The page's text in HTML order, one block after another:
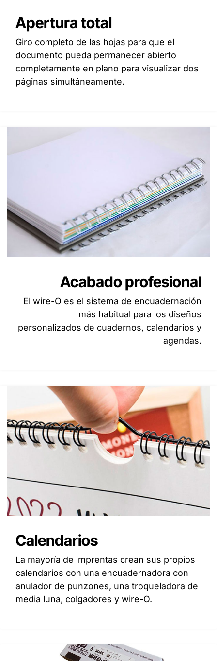
Apertura total
Giro completo de las hojas para que el
documento pueda permanecer abierto
completamente en plano para visualizar dos
páginas simultáneamente.
Acabado profesional
El wire-O es el sistema de encuadernación
más habitual para los diseños
personalizados de cuadernos, calendarios y
agendas.
Calendarios
La mayoría de imprentas crean sus propios
calendarios con una encuadernadora con
anulador de punzones, una troqueladora de
media luna, colgadores y wire-O.